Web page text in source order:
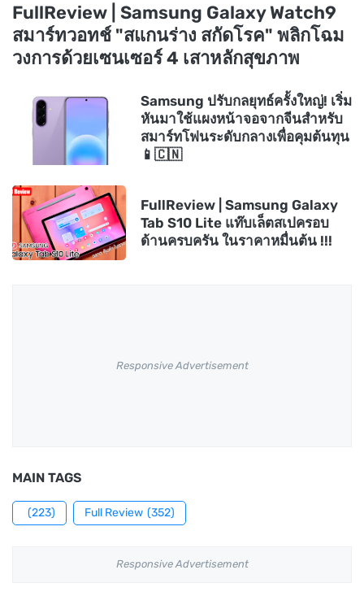
FullReview | Samsung Galaxy Watch9
สมาร์ทวอทช์ "สแกนร่าง สกัดโรค" พลิกโฉม
วงการด้วยเซนเซอร์ 4 เสาหลักสุขภาพ
Samsung ปรับกลยุทธ์ครั้งใหญ่! เริ่ม
หันมาใช้แผงหน้าจอจากจีนสำหรับ
สมาร์ทโฟนระดับกลางเพื่อคุมต้นทุน
📱🇨🇳
FullReview | Samsung Galaxy
Tab S10 Lite แท๊บเล็ตสเปครอบ
ด้านครบครัน ในราคาหมื่นต้น !!!
Responsive Advertisement
MAIN TAGS
(223) Full Review (352)
Responsive Advertisement